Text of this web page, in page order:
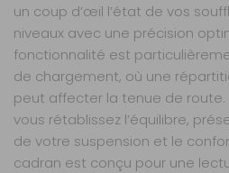
un coup d’œil l’état de vos
niveaux avec une précision
fonctionnalité est
de chargement, où une
peut affecter la tenue de route.
vous rétablissez l’équilibre,
de votre suspension et le
cadran est conçu pour une